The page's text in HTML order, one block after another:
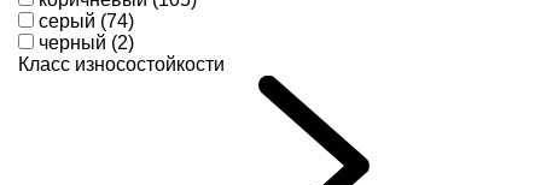
серый (74)
черный (2)
Класс износостойкости